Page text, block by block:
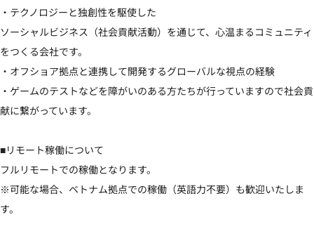
・テクノロジーと独創性を駆使した
ソーシャルビジネス（社会貢献活動）を通じて、心温まるコミュニティ
をつくる会社です。
・オフショア拠点と連携して開発するグローバルな視点の経験
・ゲームのテストなどを障がいのある方たちが行っていますので社会貢
献に繋がっています。
■リモート稼働について
フルリモートでの稼働となります。
※可能な場合、ベトナム拠点での稼働（英語力不要）も歓迎いたしま
す。